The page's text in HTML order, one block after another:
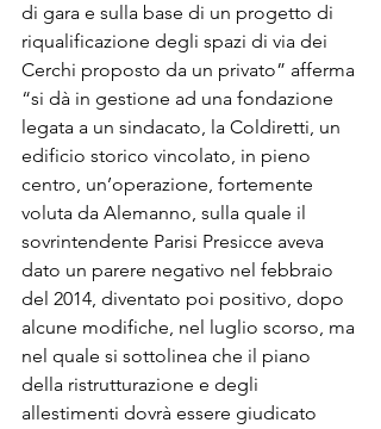
di gara e sulla base di un progetto di
riqualificazione degli spazi di via dei
Cerchi proposto da un privato” afferma
“si dà in gestione ad una fondazione
legata a un sindacato, la Coldiretti, un
edificio storico vincolato, in pieno
centro, un’operazione, fortemente
voluta da Alemanno, sulla quale il
sovrintendente Parisi Presicce aveva
dato un parere negativo nel febbraio
del 2014, diventato poi positivo, dopo
alcune modifiche, nel luglio scorso, ma
nel quale si sottolinea che il piano
della ristrutturazione e degli
allestimenti dovrà essere giudicato